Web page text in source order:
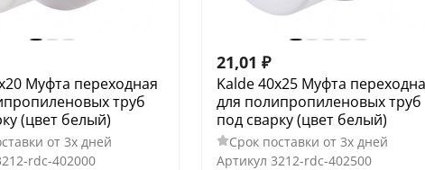
Муфта переходная
труб
(цвет белый)
от 3х дней
rdc-402000
21,01 ₽
Kalde 40х25 Муфта
для полипропиленовых труб
под сварку (цвет белый)
Срок поставки от 3х дней
Артикул 3212-rdc-402500